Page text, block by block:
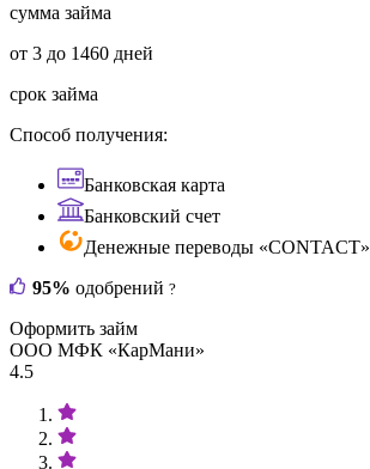
сумма займа
от 3 до 1460 дней
срок займа
Способ получения:
Банковская карта
Банковский счет
Денежные переводы «CONTACT»
95% одобрений ?
Оформить займ
ООО МФК «КарМани»
4.5